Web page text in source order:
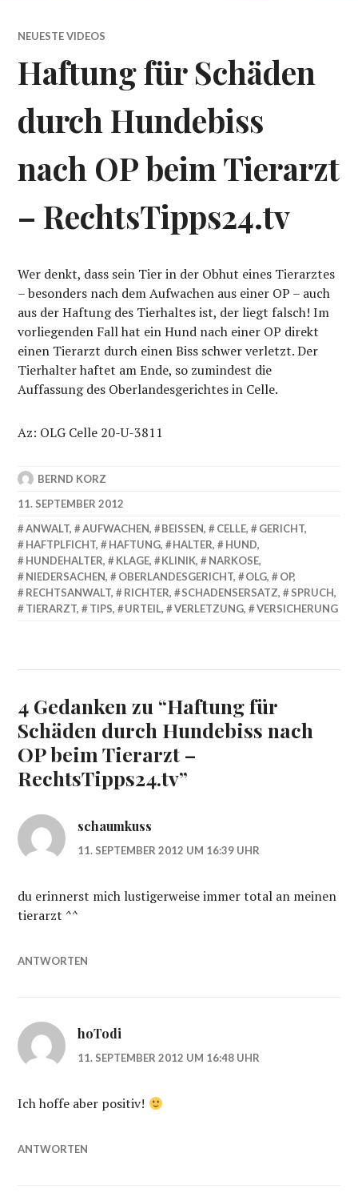
NEUESTE VIDEOS
Haftung für Schäden
durch Hundebiss
nach OP beim Tierarzt
– RechtsTipps24.tv
Wer denkt, dass sein Tier in der Obhut eines Tierarztes
– besonders nach dem Aufwachen aus einer OP – auch
aus der Haftung des Tierhaltes ist, der liegt falsch! Im
vorliegenden Fall hat ein Hund nach einer OP direkt
einen Tierarzt durch einen Biss schwer verletzt. Der
Tierhalter haftet am Ende, so zumindest die
Auffassung des Oberlandesgerichtes in Celle.
Az: OLG Celle 20-U-3811
BERND KORZ
11. SEPTEMBER 2012
ANWALT, AUFWACHEN, BEISSEN, CELLE, GERICHT,
HAFTPLFICHT, HAFTUNG, HALTER, HUND,
HUNDEHALTER, KLAGE, KLINIK, NARKOSE,
NIEDERSACHEN, OBERLANDESGERICHT, OLG, OP,
RECHTSANWALT, RICHTER, SCHADENSERSATZ, SPRUCH,
TIERARZT, TIPS, URTEIL, VERLETZUNG, VERSICHERUNG
4 Gedanken zu “Haftung für
Schäden durch Hundebiss nach
OP beim Tierarzt –
RechtsTipps24.tv”
schaumkuss
11. SEPTEMBER 2012 UM 16:39 UHR
du erinnerst mich lustigerweise immer total an meinen
tierarzt ^^
ANTWORTEN
hoTodi
11. SEPTEMBER 2012 UM 16:48 UHR
Ich hoffe aber positiv!
ANTWORTEN